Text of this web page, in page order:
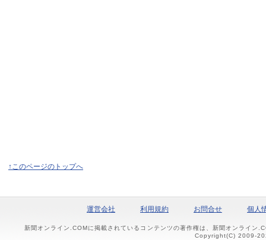
↑このページのトップへ
運営会社 利用規約 お問合せ 個人
新聞オンライン.COMに掲載されているコンテンツの著作権は、新聞オンライン
Copyright(C) 2009-